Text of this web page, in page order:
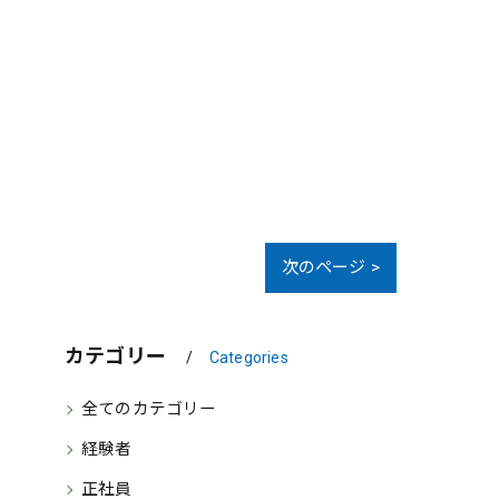
次のページ >
カテゴリー Categories
全てのカテゴリー
経験者
正社員